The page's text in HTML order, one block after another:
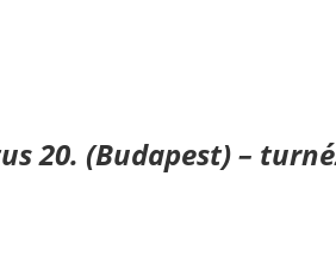
20. (Budapest) –